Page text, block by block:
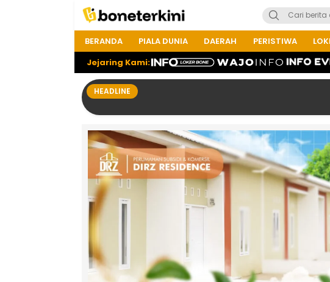
BERANDA PIALA DUNIA DAERAH PERISTIWA
Jejaring Kami:
HEADLINE